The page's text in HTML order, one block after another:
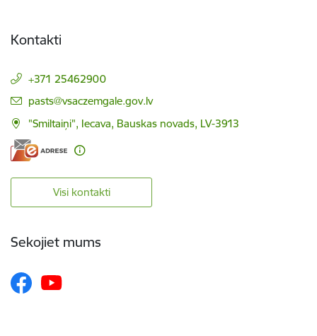
Kontakti
+371 25462900
E-pasts:
pasts@vsaczemgale.gov.lv
"Smiltaiņi", Iecava, Bauskas novads, LV-3913
Visi kontakti
Sekojiet mums